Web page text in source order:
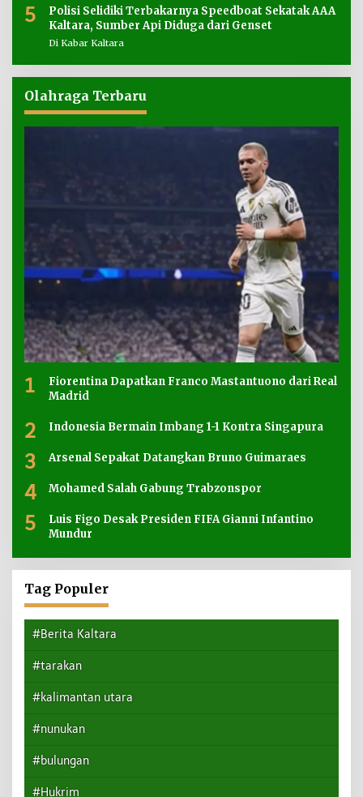
5
Polisi Selidiki Terbakarnya Speedboat Sekatak AAA
Kaltara, Sumber Api Diduga dari Genset
Di Kabar Kaltara
Olahraga Terbaru
1
Fiorentina Dapatkan Franco Mastantuono dari Real
Madrid
2 Indonesia Bermain Imbang 1-1 Kontra Singapura
3 Arsenal Sepakat Datangkan Bruno Guimaraes
4 Mohamed Salah Gabung Trabzonspor
5
Luis Figo Desak Presiden FIFA Gianni Infantino
Mundur
Tag Populer
#Berita Kaltara
#tarakan
#kalimantan utara
#nunukan
#bulungan
#Hukrim